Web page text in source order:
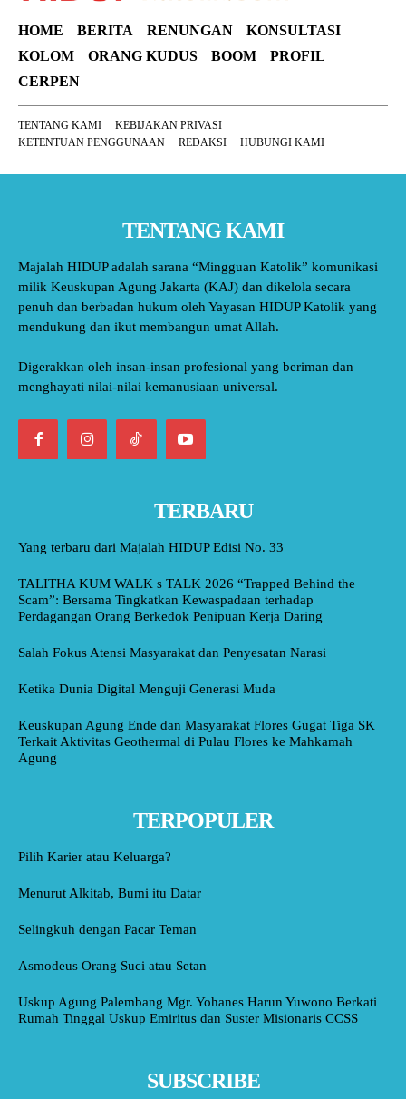
HOME BERITA RENUNGAN
KONSULTASI
KOLOM
ORANG KUDUS BOOM
PROFIL
CERPEN
TENTANG KAMI
KEBIJAKAN PRIVASI
KETENTUAN PENGGUNAAN
REDAKSI HUBUNGI KAMI
TENTANG KAMI
Majalah HIDUP adalah sarana “Mingguan Katolik” komunikasi
milik Keuskupan Agung Jakarta (KAJ) dan dikelola secara
penuh dan berbadan hukum oleh Yayasan HIDUP Katolik yang
mendukung dan ikut membangun umat Allah.
Digerakkan oleh insan-insan profesional yang beriman dan
menghayati nilai-nilai kemanusiaan universal.
TERBARU
Yang terbaru dari Majalah HIDUP Edisi No. 33
TALITHA KUM WALK s TALK 2026 “Trapped Behind the
Scam”: Bersama Tingkatkan Kewaspadaan terhadap
Perdagangan Orang Berkedok Penipuan Kerja Daring
Salah Fokus Atensi Masyarakat dan Penyesatan Narasi
Ketika Dunia Digital Menguji Generasi Muda
Keuskupan Agung Ende dan Masyarakat Flores Gugat Tiga SK
Terkait Aktivitas Geothermal di Pulau Flores ke Mahkamah
Agung
TERPOPULER
Pilih Karier atau Keluarga?
Menurut Alkitab, Bumi itu Datar
Selingkuh dengan Pacar Teman
Asmodeus Orang Suci atau Setan
Uskup Agung Palembang Mgr. Yohanes Harun Yuwono Berkati
Rumah Tinggal Uskup Emiritus dan Suster Misionaris CCSS
SUBSCRIBE